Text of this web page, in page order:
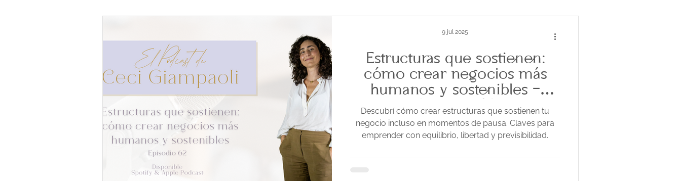
Estructuras que sostienen:
cómo crear negocios más
humanos y sostenibles -
Episodio 62
Descubrí cómo crear estructuras que sostienen tu
negocio incluso en momentos de pausa. Claves para
emprender con equilibrio, libertad y previsibilidad.
9 jul 2025